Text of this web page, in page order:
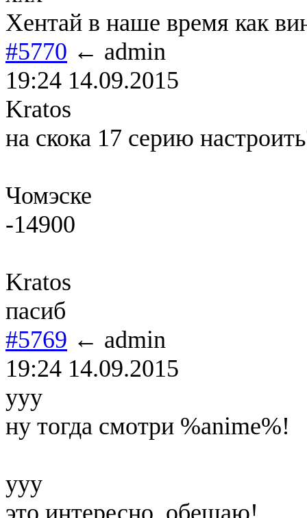
Хентай в наше время как
#5770 ← admin
19:24 14.09.2015
Kratos
на скока 17 серию
Чомэске
-14900
Kratos
пасиб
#5769 ← admin
19:24 14.09.2015
yyy
ну тогда смотри %anime%!
yyy
это интересно, обещаю!